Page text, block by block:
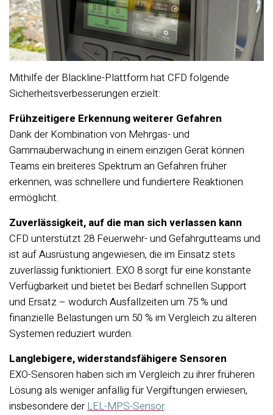
Mithilfe der Blackline-Plattform hat CFD folgende
Sicherheitsverbesserungen erzielt:
Frühzeitigere Erkennung weiterer Gefahren
Dank der Kombination von Mehrgas- und
Gammaüberwachung in einem einzigen Gerät können
Teams ein breiteres Spektrum an Gefahren früher
erkennen, was schnellere und fundiertere Reaktionen
ermöglicht.
Zuverlässigkeit, auf die man sich verlassen kann
CFD unterstützt 28 Feuerwehr- und Gefahrgutteams und
ist auf Ausrüstung angewiesen, die im Einsatz stets
zuverlässig funktioniert. EXO 8 sorgt für eine konstante
Verfügbarkeit und bietet bei Bedarf schnellen Support
und Ersatz – wodurch Ausfallzeiten um 75 % und
finanzielle Belastungen um 50 % im Vergleich zu älteren
Systemen reduziert wurden.
Langlebigere, widerstandsfähigere Sensoren
EXO-Sensoren haben sich im Vergleich zu ihrer früheren
Lösung als weniger anfällig für Vergiftungen erwiesen,
insbesondere derLEL-MPS-Sensor.